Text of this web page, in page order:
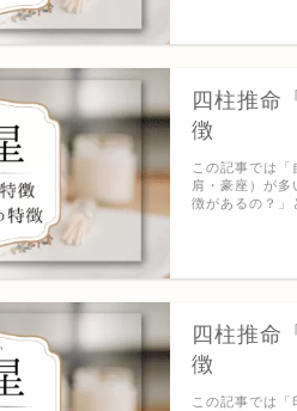
四柱推命
徴
この記事では
肩・豪座）が
徴があるの？」
四柱推命
徴
この記事では